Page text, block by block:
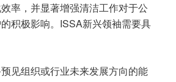
率，并显著增强清洁工作对于公
积极影响。ISSA新兴领袖需要具
见组织或行业未来发展方向的能